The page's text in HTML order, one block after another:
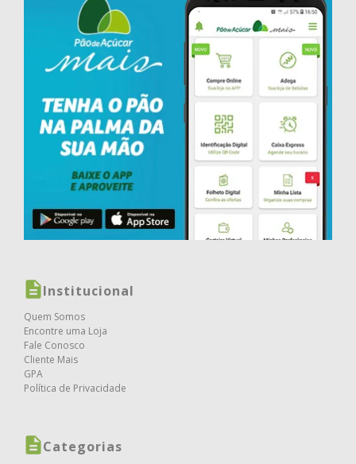
Institucional
Quem Somos
Encontre uma Loja
Fale Conosco
Cliente Mais
GPA
Política de Privacidade
Categorias